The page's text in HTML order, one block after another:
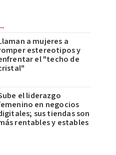
a mujeres a
estereotipos y
el "techo de
el liderazgo
en negocios
sus tiendas son
rentables y estables